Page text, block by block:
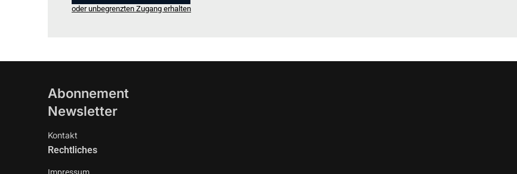
oder unbegrenzten Zugang erhalten
Abonnement
Newsletter
Kontakt
Rechtliches